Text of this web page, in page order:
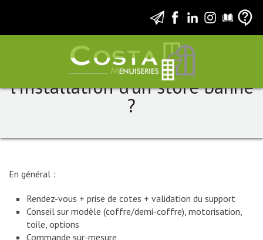
Comment se déroule
l’installation d’un store banne
?
En général :
Rendez-vous + prise de cotes + validation du support
Conseil sur modèle (coffre/demi-coffre), motorisation,
toile, options
Commande sur-mesure